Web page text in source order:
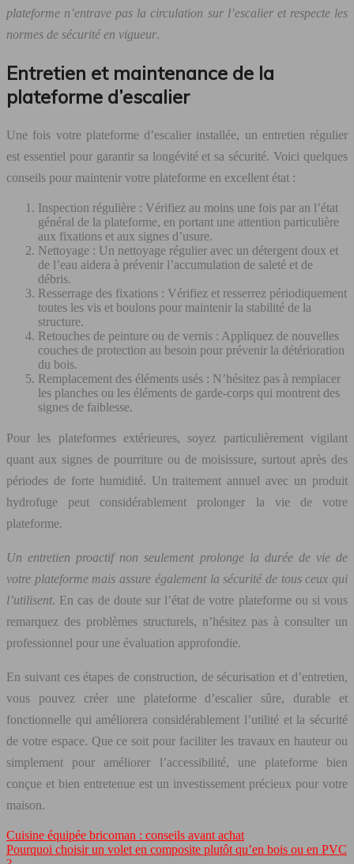
plateforme n’entrave pas la circulation sur l’escalier et respecte les
normes de sécurité en vigueur.
Entretien et maintenance de la
plateforme d’escalier
Une fois votre plateforme d’escalier installée, un entretien régulier
est essentiel pour garantir sa longévité et sa sécurité. Voici quelques
conseils pour maintenir votre plateforme en excellent état :
Inspection régulière : Vérifiez au moins une fois par an l’état
général de la plateforme, en portant une attention particulière
aux fixations et aux signes d’usure.
Nettoyage : Un nettoyage régulier avec un détergent doux et
de l’eau aidera à prévenir l’accumulation de saleté et de
débris.
Resserrage des fixations : Vérifiez et resserrez périodiquement
toutes les vis et boulons pour maintenir la stabilité de la
structure.
Retouches de peinture ou de vernis : Appliquez de nouvelles
couches de protection au besoin pour prévenir la détérioration
du bois.
Remplacement des éléments usés : N’hésitez pas à remplacer
les planches ou les éléments de garde-corps qui montrent des
signes de faiblesse.
Pour les plateformes extérieures, soyez particulièrement vigilant
quant aux signes de pourriture ou de moisissure, surtout après des
périodes de forte humidité. Un traitement annuel avec un produit
hydrofuge peut considérablement prolonger la vie de votre
plateforme.
Un entretien proactif non seulement prolonge la durée de vie de
votre plateforme mais assure également la sécurité de tous ceux qui
l’utilisent. En cas de doute sur l’état de votre plateforme ou si vous
remarquez des problèmes structurels, n’hésitez pas à consulter un
professionnel pour une évaluation approfondie.
En suivant ces étapes de construction, de sécurisation et d’entretien,
vous pouvez créer une plateforme d’escalier sûre, durable et
fonctionnelle qui améliorera considérablement l’utilité et la sécurité
de votre espace. Que ce soit pour faciliter les travaux en hauteur ou
simplement pour améliorer l’accessibilité, une plateforme bien
conçue et bien entretenue est un investissement précieux pour votre
maison.
Cuisine équipée bricoman : conseils avant achat
Pourquoi choisir un volet en composite plutôt qu’en bois ou en PVC